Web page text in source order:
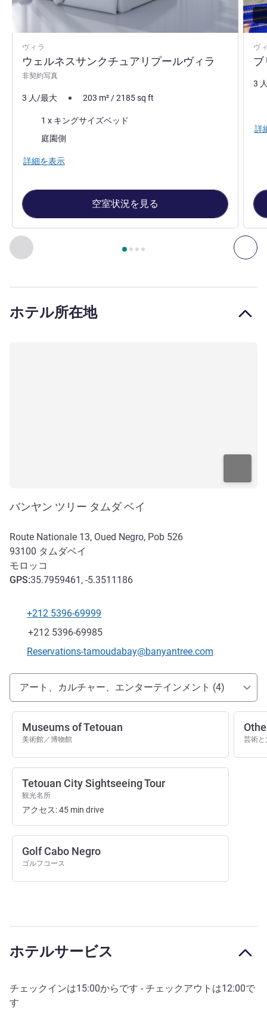
前に戻る - ヴィラ 次
4 ページ中 , ヴィラ 1 : ウェルネスサンクチュアリ
ヴィラ
ウェルネスサンクチュアリプールヴィラ
非契約写真
3 人/最大 203 m²/2185sq ft
1 x キングサイズベッド
ビュー:庭園側
詳細を表示
空室状況を見る
ヴ
ブ
3
詳
ホテル所在地
バンヤン ツリー タムダ ベイ
Route Nationale 13, Oued Negro, Pob 526
93100 タムダベイ
モロッコ
GPS:35.7959461, -5.3511186
電話番号
+212 5396-69999
ファックス
+212 5396-69985
Eメール
Reservations-tamoudabay@banyantree.com
アクセスと交通機関
アート、カルチャー、エンターテインメント (4)
Museums of Tetouan
美術館／博物館
Tetouan City Sightseeing Tour
観光名所
アクセス:45 min drive
Golf Cabo Negro
ゴルフコース
芸術と
ホテルサービス
チェックインは15:00からです - チェックアウトは12:00で
す